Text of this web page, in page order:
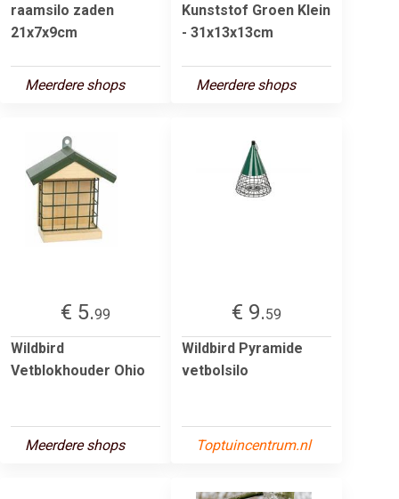
raamsilo zaden
21x7x9cm
Meerdere shops
Kunststof Groen Klein
- 31x13x13cm
Meerdere shops
€ 5.99
Wildbird
Vetblokhouder Ohio
Meerdere shops
€ 9.59
Wildbird Pyramide
vetbolsilo
Toptuincentrum.nl